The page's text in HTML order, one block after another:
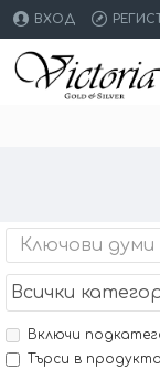
ВХОД
Включи
Търси в